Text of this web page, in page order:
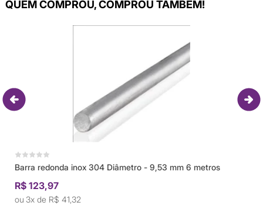
QUEM COMPROU, COMPROU TAMBÉM!
Barra redonda inox 304 Diâmetro - 9,53 mm 6 metros
R$ 123,97
3x de R$ 41,32